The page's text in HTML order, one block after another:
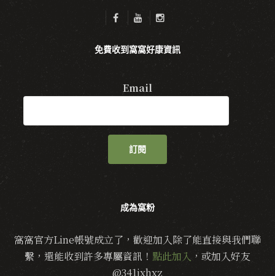
免費收到窩窩好康資訊
Email
訂閱
成為窩粉
窩窩官方Line帳號成立了，歡迎加入除了能直接與我們聯
繫，還能收到許多專屬資訊！ 點此加入 ，或加入好友
@341jxhxz